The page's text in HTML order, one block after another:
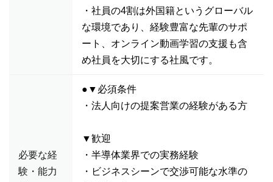
・社員の4割は外国籍というグローバル
な環境であり、経験豊富な先輩のサポ
ート、オンライン動画学習の支援も含
め社員を大切にする社風です。
必要な経
験・能力
●▼必須条件
・法人向けの提案営業の経験がある方
▼歓迎
・半導体業界での実務経験
・ビジネスシーンで交渉可能な水準の